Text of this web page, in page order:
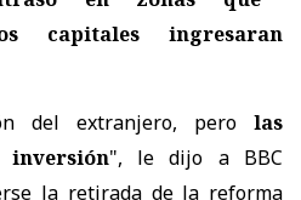
capitales ingresaran
del extranjero, pero las
inversión", le dijo a BBC
la retirada de la reforma